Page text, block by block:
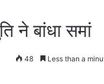
ने बांधा समां
48 Less than a